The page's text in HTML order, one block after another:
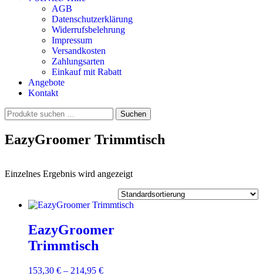
AGB
Datenschutzerklärung
Widerrufsbelehrung
Impressum
Versandkosten
Zahlungsarten
Einkauf mit Rabatt
Angebote
Kontakt
Suchen
nach:
Suchen
EazyGroomer Trimmtisch
Einzelnes Ergebnis wird angezeigt
EazyGroomer
Trimmtisch
153,30 € – 214,95 €